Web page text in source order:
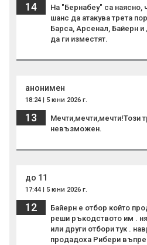
14
На "Бернабеу" са
шанс да атакува трета
Барса, Арсенал, Байерн и
да ги изместят.
анонимен
18:24 | 5 юни 2026 г.
13
Мечти,мечти,мечти!Този
невъзможен.
до 11
17:44 | 5 юни 2026 г.
12
Байерн е отбор който
реши ръкодството им .
или други отбори тук .
продадоха Рибери